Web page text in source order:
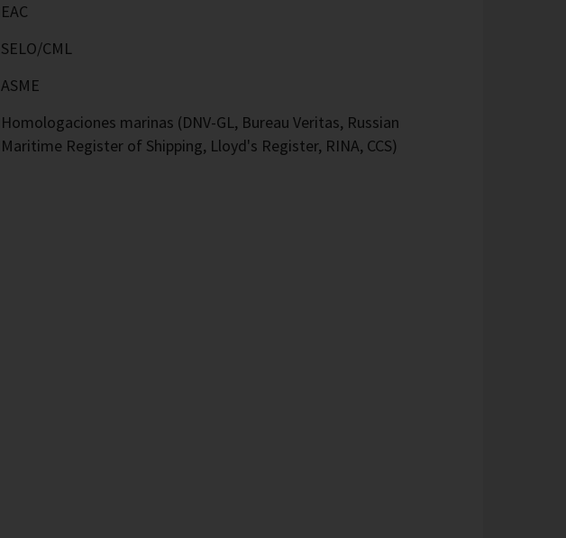
EAC
SELO/CML
ASME
Homologaciones marinas (DNV-GL, Bureau Veritas, Russian
Maritime Register of Shipping, Lloyd's Register, RINA, CCS)